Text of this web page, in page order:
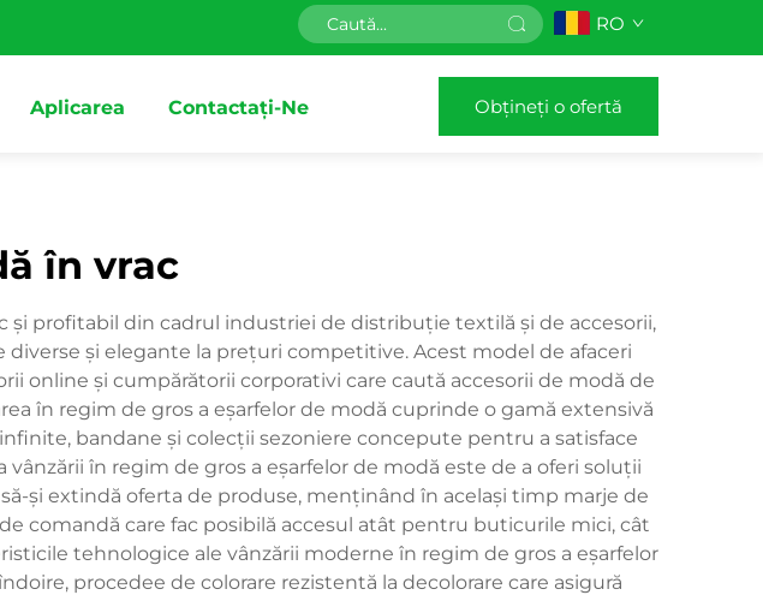
RO
Aplicarea Contactați-Ne Obțineți o ofertă
în vrac
profitabil din cadrul industriei de distribuție textilă și de accesorii,
și elegante la prețuri competitive. Acest model de afaceri
online și cumpărătorii corporativi care caută accesorii de modă de
în regim de gros a eşarfelor de modă cuprinde o gamă extensivă
bandane și colecții sezoniere concepute pentru a satisface
în regim de gros a eşarfelor de modă este de a oferi soluții
și extindă oferta de produse, menținând în același timp marje de
comandă care fac posibilă accesul atât pentru buticurile mici, cât
tehnologice ale vânzării moderne în regim de gros a eşarfelor
procedee de colorare rezistentă la decolorare care asigură